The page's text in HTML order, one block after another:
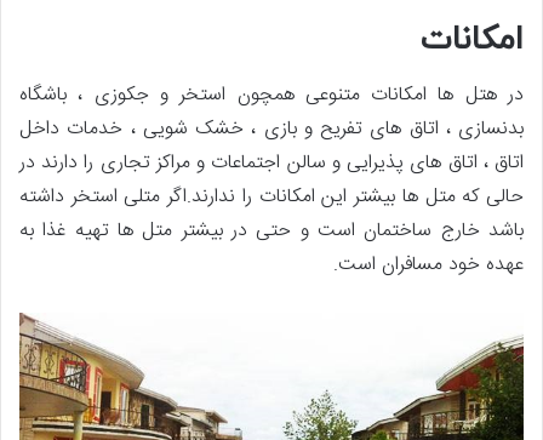
امکانات
در هتل ها امکانات متنوعی همچون استخر و جکوزی ، باشگاه
بدنسازی ، اتاق های تفریح و بازی ، خشک شویی ، خدمات داخل
اتاق ، اتاق های پذیرایی و سالن اجتماعات و مراکز تجاری را دارند در
حالی که متل ها بیشتر این امکانات را ندارند.اگر متلی استخر داشته
باشد خارج ساختمان است و حتی در بیشتر متل ها تهیه غذا به
عهده خود مسافران است.